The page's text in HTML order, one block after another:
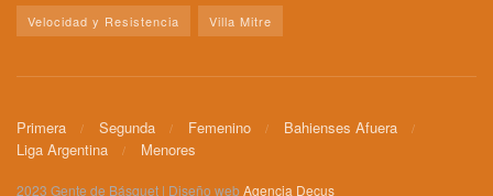
Velocidad y Resistencia Villa Mitre
Primera Segunda Femenino
Bahienses Afuera
Liga Argentina
Menores
2023 Gente de Básquet | Diseño webAgencia Decus